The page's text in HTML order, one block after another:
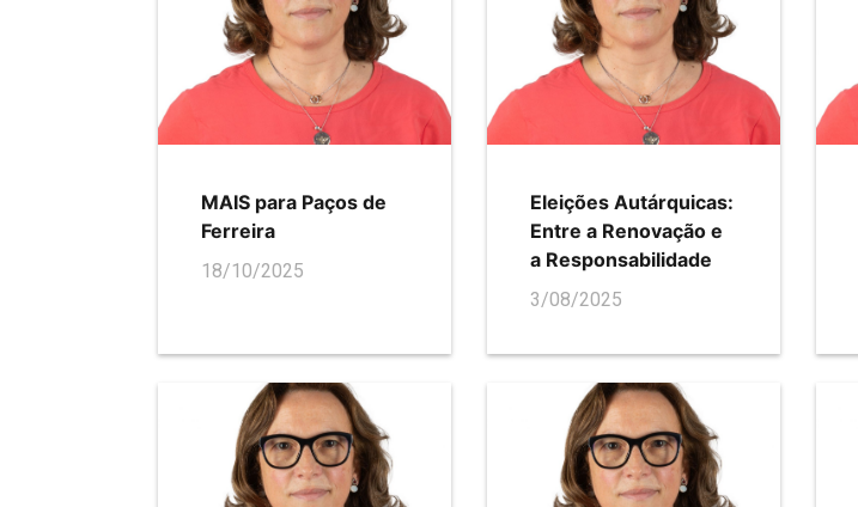
MAIS para Paços de
Ferreira
18/10/2025
Eleições Autárquicas:
Entre a Renovação e
a Responsabilidade
3/08/2025